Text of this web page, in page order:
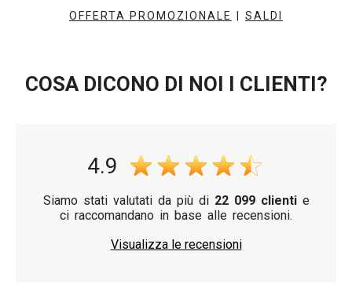
OFFERTA PROMOZIONALE SALDI
COSA DICONO DI NOI I CLIENTI?
4.9
Siamo stati valutati da più di 22 099 clientie
ci raccomandano in base alle recensioni.
Visualizza le recensioni